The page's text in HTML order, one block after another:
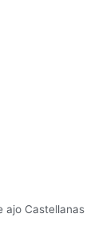
ajo Castellanas